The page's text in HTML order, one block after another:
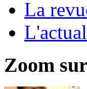
La
Zoom